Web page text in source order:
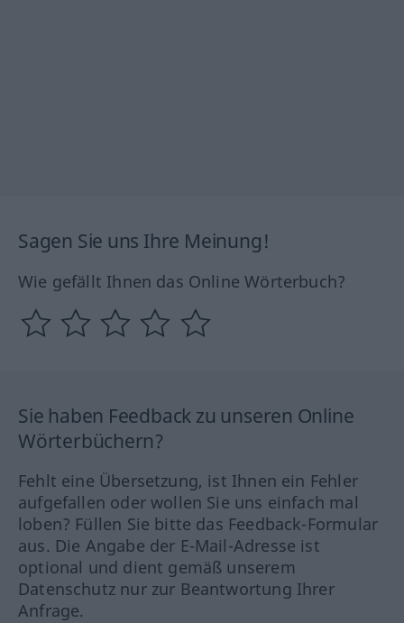
Sagen Sie uns Ihre Meinung!
Wie gefällt Ihnen das Online Wörterbuch?
Sie haben Feedback zu unseren Online
Wörterbüchern?
Fehlt eine Übersetzung, ist Ihnen ein Fehler
aufgefallen oder wollen Sie uns einfach mal
loben? Füllen Sie bitte das Feedback-Formular
aus. Die Angabe der E-Mail-Adresse ist
optional und dient gemäß unserem
Datenschutz nur zur Beantwortung Ihrer
Anfrage.